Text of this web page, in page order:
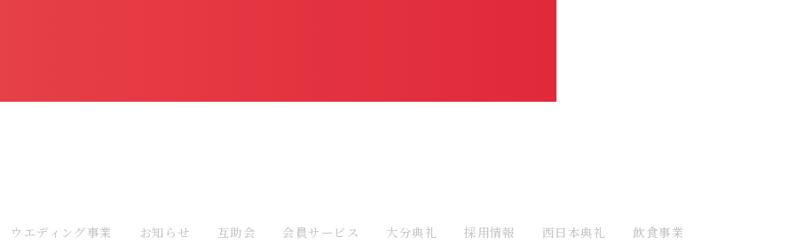
ウエディング事業 お知らせ 互助会 会員サービス 大分典礼 採用情報 西日本典礼 飲食事業